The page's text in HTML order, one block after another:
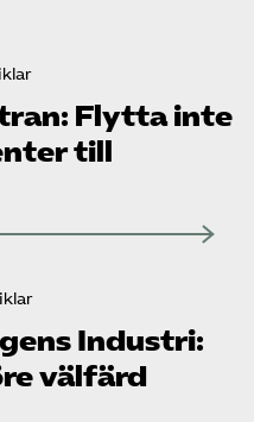
Flytta inte
till
Industri:
välfärd